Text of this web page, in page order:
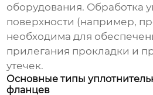
оборудования. Обработка
поверхности (например,
необходима для
прилегания прокладки и
утечек.
Основные типы
фланцев